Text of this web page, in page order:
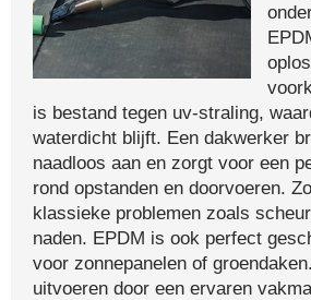
is bestand tegen uv-straling,
waterdicht blijft. Een dakwerker
naadloos aan en zorgt voor een
rond opstanden en doorvoeren.
klassieke problemen zoals
naden. EPDM is ook perfect
voor zonnepanelen of
uitvoeren door een ervaren